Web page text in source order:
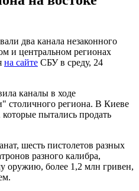
два канала незаконного
и центральном регионах
на сайте СБУ в среду, 24
каналы в ходе
столичного региона. В Киеве
пытались продать
шесть пистолетов разных
разного калибра,
оружию, более 1,2 млн гривен,